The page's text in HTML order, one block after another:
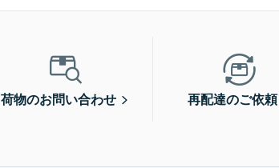
荷物のお問い合わせ 再配達のご依頼